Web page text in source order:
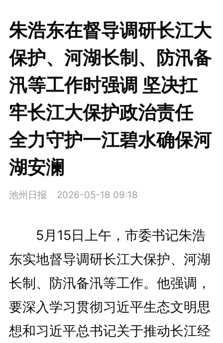
朱浩东在督导调研长江大
保护、河湖长制、防汛备
汛等工作时强调 坚决扛
牢长江大保护政治责任
全力守护一江碧水确保河
湖安澜
池州日报 2026-05-18 09:18
5月15日上午，市委书记朱浩
东实地督导调研长江大保护、河湖
长制、防汛备汛等工作。他强调，
要深入学习贯彻习近平生态文明思
想和习近平总书记关于推动长江经